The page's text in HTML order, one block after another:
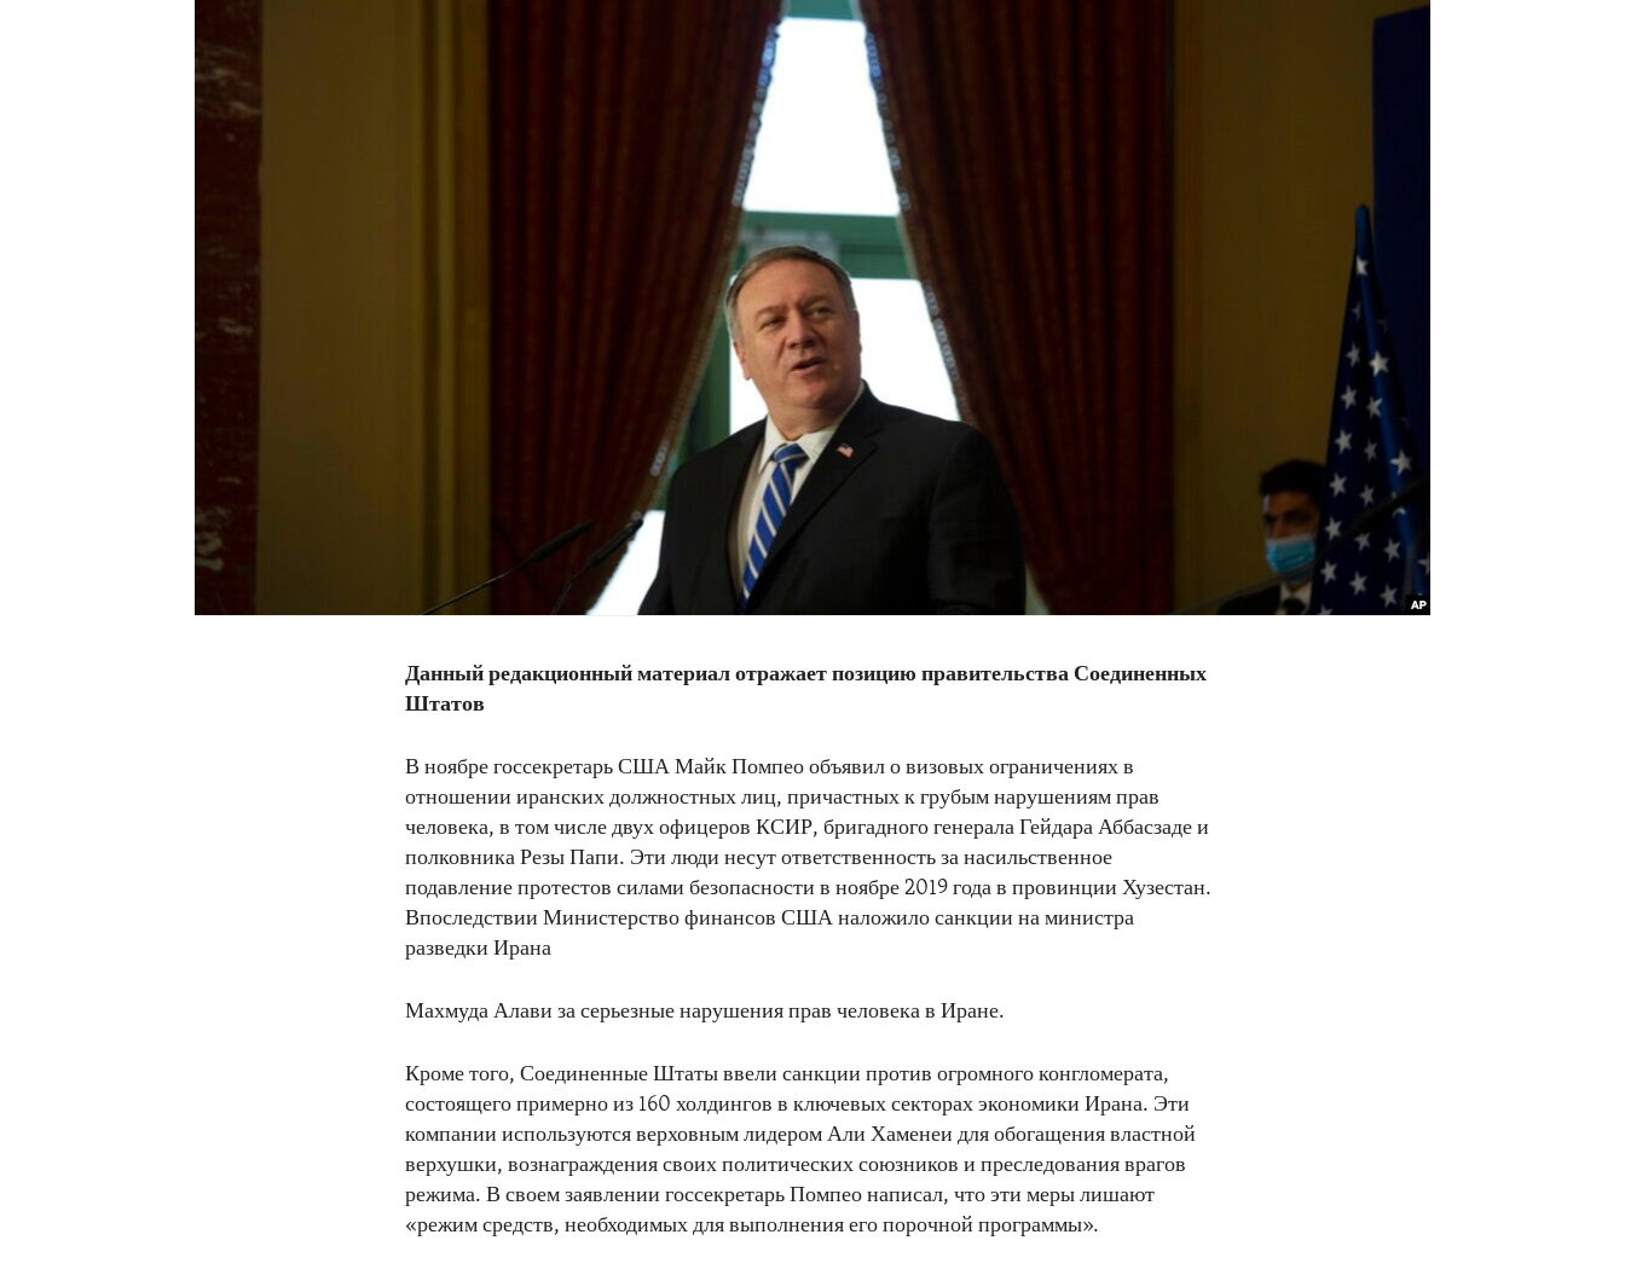
IDEALS AND INSTITUTIONS
Данный редакционный материал отражает позицию правительства Соединенных
Штатов
В ноябре госсекретарь США Майк Помпео объявил о визовых ограничениях в
отношении иранских должностных лиц, причастных к грубым нарушениям прав
человека, в том числе двух офицеров КСИР, бригадного генерала Гейдара Аббасзаде и
полковника Резы Папи. Эти люди несут ответственность за насильственное
подавление протестов силами безопасности в ноябре 2019 года в провинции Хузестан.
Впоследствии Министерство финансов США наложило санкции на министра
разведки Ирана
Махмуда Алави за серьезные нарушения прав человека в Иране.
Кроме того, Соединенные Штаты ввели санкции против огромного конгломерата,
состоящего примерно из 160 холдингов в ключевых секторах экономики Ирана. Эти
компании используются верховным лидером Али Хаменеи для обогащения властной
верхушки, вознаграждения своих политических союзников и преследования врагов
режима. В своем заявлении госсекретарь Помпео написал, что эти меры лишают
«режим средств, необходимых для выполнения его порочной программы».